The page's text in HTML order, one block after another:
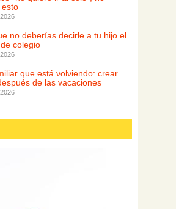
esto
no deberías decirle a tu hijo el
colegio
que está volviendo: crear
de las vacaciones